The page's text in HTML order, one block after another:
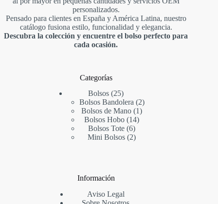
personalizados.
Pensado para clientes en España y América Latina, nuestro
catálogo fusiona estilo, funcionalidad y elegancia.
Descubra la colección y encuentre el bolso perfecto para
cada ocasión.
Categorías
Bolsos 2525
productos
Bolsos Bandolera 22
productos
Bolsos de Mano 11
Bolsos Hobo 1414
Bolsos Tote 66
productos
Mini Bolsos 22
Información
Aviso Legal